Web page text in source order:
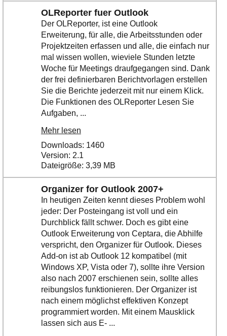
OLReporter fuer Outlook
Der OLReporter, ist eine Outlook
Erweiterung, für alle, die Arbeitsstunden oder
Projektzeiten erfassen und alle, die einfach nur
mal wissen wollen, wieviele Stunden letzte
Woche für Meetings draufgegangen sind. Dank
der frei definierbaren Berichtvorlagen erstellen
Sie die Berichte jederzeit mit nur einem Klick.
Die Funktionen des OLReporter Lesen Sie
Aufgaben, ...
Mehr lesen
Downloads: 1460
Version: 2.1
Dateigröße: 3,39 MB
Organizer for Outlook 2007+
In heutigen Zeiten kennt dieses Problem wohl
jeder: Der Posteingang ist voll und ein
Durchblick fällt schwer. Doch es gibt eine
Outlook Erweiterung von Ceptara, die Abhilfe
verspricht, den Organizer für Outlook. Dieses
Add-on ist ab Outlook 12 kompatibel (mit
Windows XP, Vista oder 7), sollte ihre Version
also nach 2007 erschienen sein, sollte alles
reibungslos funktionieren. Der Organizer ist
nach einem möglichst effektiven Konzept
programmiert worden. Mit einem Mausklick
lassen sich aus E- ...